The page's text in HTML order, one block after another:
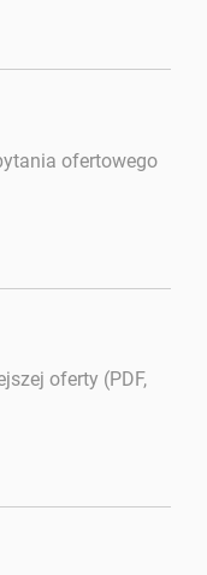
ofertowego
oferty (PDF,